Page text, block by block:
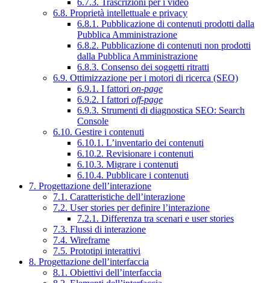
6.7.3. Trascrizioni per i video
6.8. Proprietà intellettuale e privacy
6.8.1. Pubblicazione di contenuti prodotti dalla
Pubblica Amministrazione
6.8.2. Pubblicazione di contenuti non prodotti
dalla Pubblica Amministrazione
6.8.3. Consenso dei soggetti ritratti
6.9. Ottimizzazione per i motori di ricerca (SEO)
6.9.1. I fattori on-page
6.9.2. I fattori off-page
6.9.3. Strumenti di diagnostica SEO: Search
Console
6.10. Gestire i contenuti
6.10.1. L’inventario dei contenuti
6.10.2. Revisionare i contenuti
6.10.3. Migrare i contenuti
6.10.4. Pubblicare i contenuti
7. Progettazione dell’interazione
7.1. Caratteristiche dell’interazione
7.2. User stories per definire l’interazione
7.2.1. Differenza tra scenari e user stories
7.3. Flussi di interazione
7.4. Wireframe
7.5. Prototipi interattivi
8. Progettazione dell’interfaccia
8.1. Obiettivi dell’interfaccia